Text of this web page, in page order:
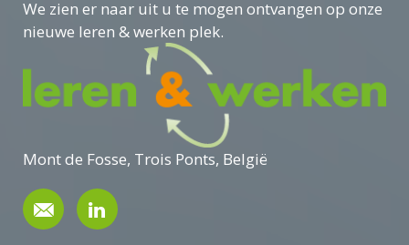
We zien er naar uit u te mogen ontvangen op onze
nieuwe leren & werken plek.
Mont de Fosse, Trois Ponts, België